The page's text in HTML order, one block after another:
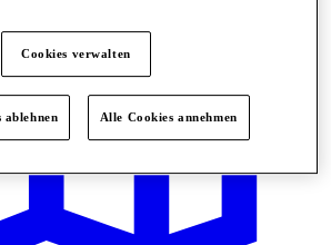
Cookies verwalten
ablehnen Alle Cookies annehmen